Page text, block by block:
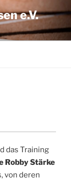
e.V.
das Trai­ning
Rob­by Stärke
von deren